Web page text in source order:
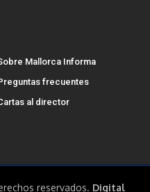
Mallorca Informa
frecuentes
al director
reservados. Digital